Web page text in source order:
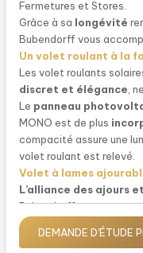
Fermetures et Stores.
Grâce à sa longévité
Bubendorff vous
Un volet roulant à la
Les volet roulants
discret et élégance ,
Le panneau
MONO est de plus
compacité assure une
volet roulant est relevé.
Volet à lames
L’alliance des ajours
Bubendorff propose un
qualité qui répondra à
Position aération :
DEMANDE D'ÉTUDE